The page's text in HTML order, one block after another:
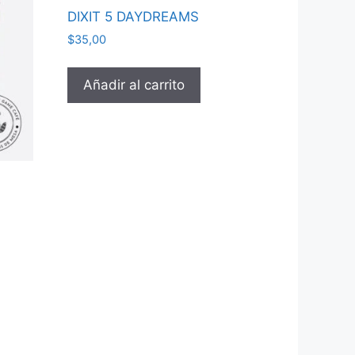
DIXIT 5 DAYDREAMS
$35,00
Añadir al carrito